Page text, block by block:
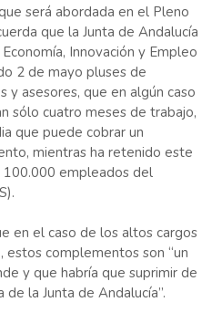
será abordada en el Pleno
que la Junta de Andalucía
Innovación y Empleo
2 de mayo pluses de
y asesores, que en algún caso
sólo cuatro meses de trabajo,
que puede cobrar un
mientras ha retenido este
empleados del
en el caso de los altos cargos
complementos son “un
y que habría que suprimir de
la Junta de Andalucía”.